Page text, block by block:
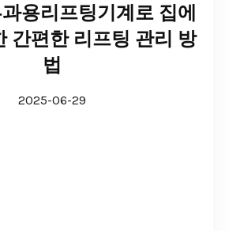
용리프팅기계로 집에
간편한 리프팅 관리 방
법
2025-06-29